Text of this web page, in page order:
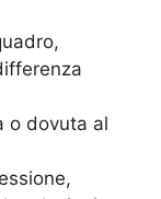
o dovuta al